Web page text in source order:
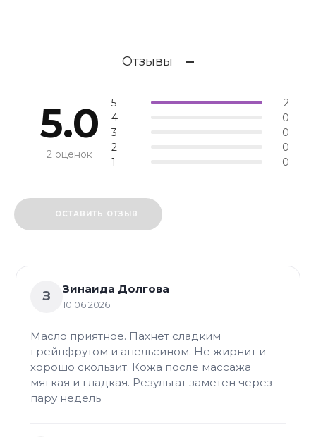
Отзывы
5.0
2 оценок
5
2
4
0
3
0
2
0
1
0
ОСТАВИТЬ ОТЗЫВ
З Зинаида Долгова
10.06.2026
Масло приятное. Пахнет сладким
грейпфрутом и апельсином. Не жирнит и
хорошо скользит. Кожа после массажа
мягкая и гладкая. Результат заметен через
пару недель